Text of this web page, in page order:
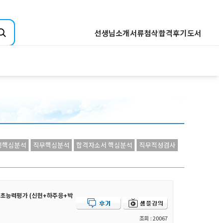
선생님소개서류첨삭합격후기도서
산업핵심분석
전공핵심분석
직무핵심분석
합격자소서 핵심분석
핵심분석 직무핵심분석 합격자소서 핵심분석
직무적성검사
능력평가 (신헌+하주응+박
조회 : 20067